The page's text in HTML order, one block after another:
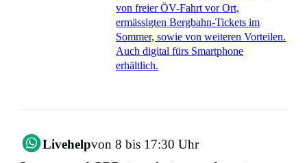
von freier ÖV-Fahrt vor Ort,
ermässigten Bergbahn-Tickets im
Sommer, sowie von weiteren Vorteilen.
Auch digital fürs Smartphone
erhältlich.
Livehelpvon 8 bis 17:30 Uhr